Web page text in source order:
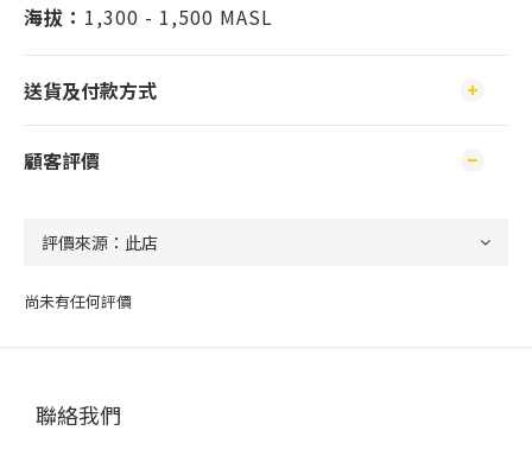
海拔： 1,300 - 1,500 MASL
送貨及付款方式
顧客評價
尚未有任何評價
聯絡我們